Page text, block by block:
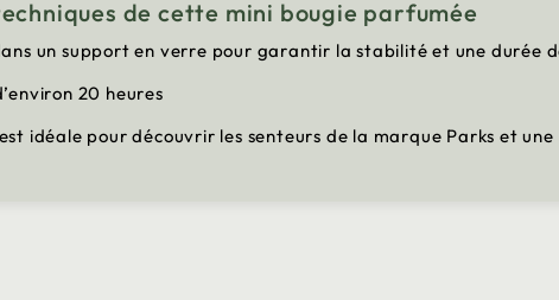
de cette mini bougie parfumée
un support en verre pour garantir la stabilité et une durée
20 heures
idéale pour découvrir les senteurs de la marque Parks et une